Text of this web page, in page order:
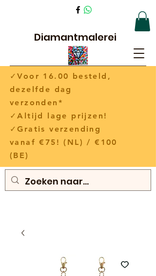
Diamantmalerei
✓Voor 16.00 besteld,
dezelfde dag
verzonden*
✓Altijd lage prijzen!
✓Gratis verzending
vanaf €75! (NL) / €100
(BE)